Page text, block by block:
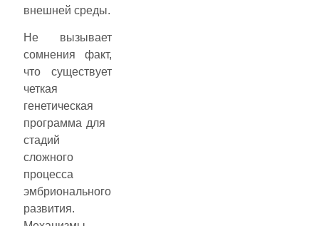
внешней среды.
Не вызывает
сомнения факт,
что существует
четкая
генетическая
программа для
стадий
сложного
процесса
эмбрионального
развития.